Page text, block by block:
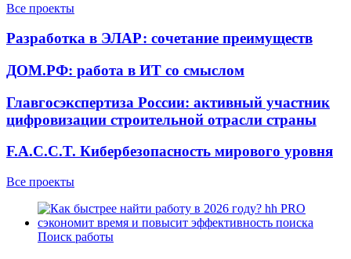
Все проекты
Разработка в ЭЛАР: сочетание преимуществ
ДОМ.РФ: работа в ИТ со смыслом
Главгосэкспертиза России: активный участник
цифровизации строительной отрасли страны
F.A.C.C.T. Кибербезопасность мирового уровня
Все проекты
Поиск работы